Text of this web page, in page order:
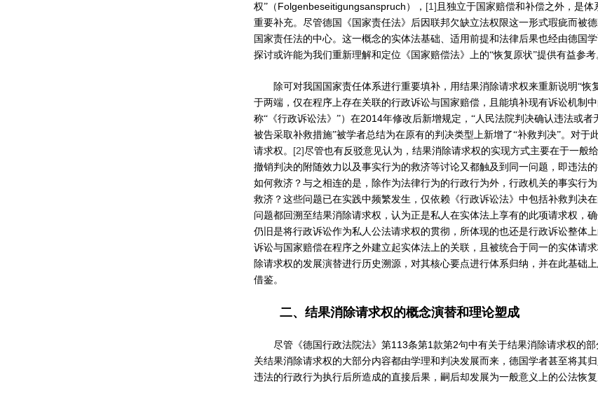
权”（ Folgenbeseitigungsanspruch ）， [1] 且独立于国家赔偿和补偿之外，是
重要补充。尽管德国《国家责任法》后因联邦欠缺立法权限这一形式瑕疵而被
国家责任法的中心。这一概念的实体法基础、适用前提和法律后果也经由德国
探讨或许能为我们重新理解和定位《国家赔偿法》上的“恢复原状”提供有益参考
除可对我国国家责任体系进行重要填补，用结果消除请求权来重新说明“
于两端，仅在程序上存在关联的行政诉讼与国家赔偿，且能填补现有诉讼机制
称“《行政诉讼法》”）在2014年修改后新增规定，“人民法院判决确认违法或
被告采取补救措施”被学者总结为在原有的判决类型上新增了“补救判决”。对
请求权。 [2]尽管也有反驳意见认为，结果消除请求权的实现方式主要在于一般
撤销判决的附随效力以及事实行为的救济等讨论又都触及到同一问题，即违法
如何救济？与之相连的是，除作为法律行为的行政行为外，行政机关的事实行
救济？这些问题已在实践中频繁发生，仅依赖《行政诉讼法》中包括补救判决
问题都回溯至结果消除请求权，认为正是私人在实体法上享有的此项请求权，
仍旧是将行政诉讼作为私人公法请求权的贯彻，所体现的也还是行政诉讼整体
诉讼与国家赔偿在程序之外建立起实体法上的关联，且被统合于同一的实体请
除请求权的发展演替进行历史溯源，对其核心要点进行体系归纳，并在此基础
借鉴。
二、结果消除请求权的概念演替和理论塑成
尽管《德国行政法院法》第113条第1款第2句中有关于结果消除请求权的
关结果消除请求权的大部分内容都由学理和判决发展而来，德国学者甚至将其归
违法的行政行为执行后所造成的直接后果，嗣后却发展为一般意义上的公法恢